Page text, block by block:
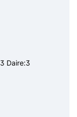
Daire:3